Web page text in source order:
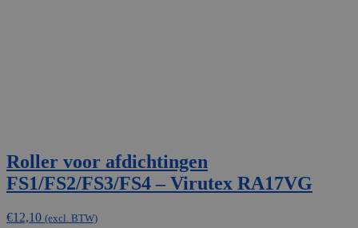
Roller voor afdichtingen
FS1/FS2/FS3/FS4 – Virutex RA17VG
€12,10 (excl. BTW)